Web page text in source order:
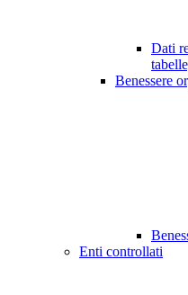
Dati
Benessere
Enti controllati